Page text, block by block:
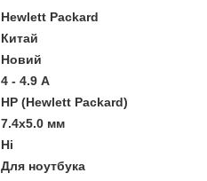
Hewlett Packard
Китай
Новий
4 - 4.9 А
HP (Hewlett Packard)
7.4x5.0 мм
Ні
Для ноутбука